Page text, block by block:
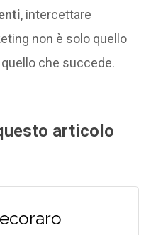
, intercettare
non è solo quello
che succede.
articolo